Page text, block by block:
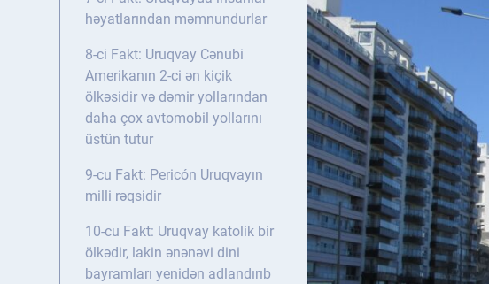
həyatlarından məmnundurlar
8-ci Fakt: Uruqvay Cənubi
Amerikanın 2-ci ən kiçik
ölkəsidir və dəmir yollarından
daha çox avtomobil yollarını
üstün tutur
9-cu Fakt: Pericón Uruqvayın
milli rəqsidir
10-cu Fakt: Uruqvay katolik bir
ölkədir, lakin ənənəvi dini
bayramları yenidən adlandırıb